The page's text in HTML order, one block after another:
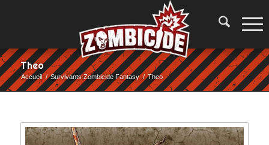
Theo
Accueil / Survivants Zombicide Fantasy / Theo